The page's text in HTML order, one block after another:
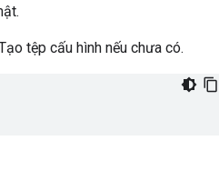
tệp cấu hình nếu chưa có.